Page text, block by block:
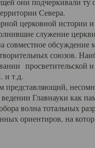
Севера.
церковной истории и
служение
совместное обсуждение
союзов.
просветительской
и т.д.
Главнауки как
волна тотальных
ориентиров, на